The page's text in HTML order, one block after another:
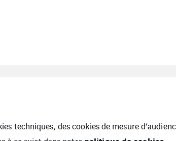
techniques, des cookies de mesure